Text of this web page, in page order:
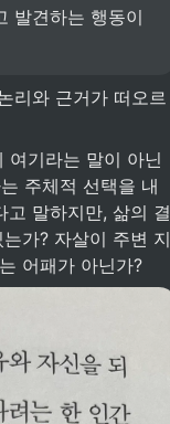
발견하는 행동이
주체적 선택을 내
말하지만, 삶의 결
가? 자살이 주변 지
어패가 아닌가?